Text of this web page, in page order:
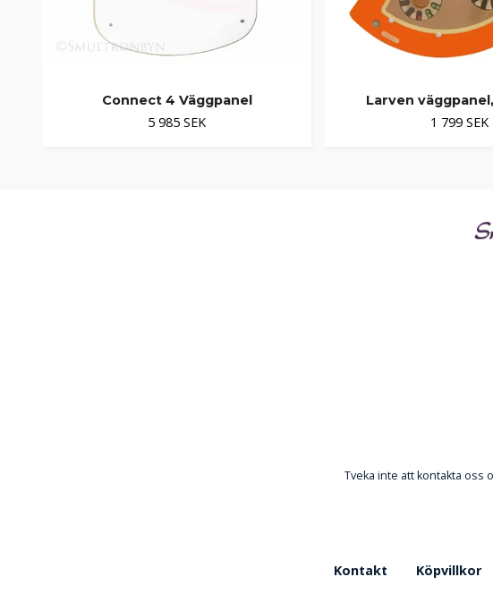
Connect 4 Väggpanel
5 985 SEK
Larven
1 799 SEK
Tveka inte att kontakta oss
Kontakt Köpvillkor